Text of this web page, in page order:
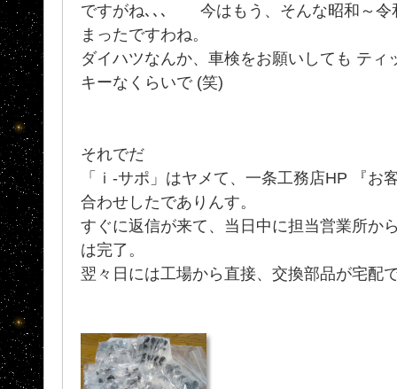
ですがね､､､ 今はもう、そんな昭和～令
まったですわね。
ダイハツなんか、車検をお願いしても ティ
キーなくらいで (笑)
それでだ
「ｉ-サポ」はヤメて、一条工務店HP 『お
合わせしたでありんす。
すぐに返信が来て、当日中に担当営業所か
は完了。
翌々日には工場から直接、交換部品が宅配